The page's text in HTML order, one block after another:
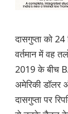
दासगुप्ता को
वर्तमान में वह
2019 के बीच
अमेरिकी
दासगुप्ता पर